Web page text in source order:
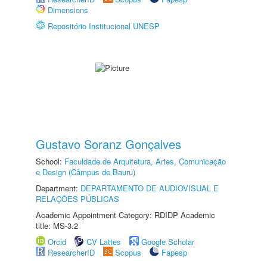
Dimensions
Repositório Institucional UNESP
Gustavo Soranz Gonçalves
School: Faculdade de Arquitetura, Artes, Comunicação
e Design (Câmpus de Bauru)
Department: DEPARTAMENTO DE AUDIOVISUAL E
RELAÇÕES PÚBLICAS
Academic Appointment Category: RDIDP Academic
title: MS-3.2
Orcid
CV Lattes
Google Scholar
ResearcherID
Scopus
Fapesp